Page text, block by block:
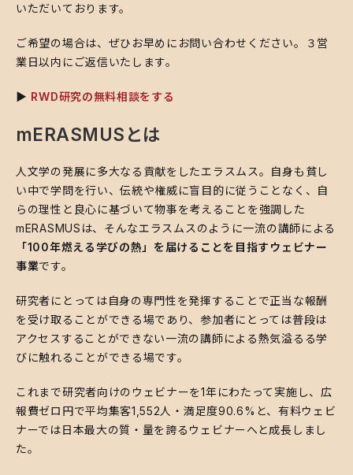
いただいております。
​ご希望の場合は、ぜひお早めにお問い合わせください。３営
業日以内にご返信いたします。
​▶️ RWD研究の無料相談をする
mERASMUSとは
人文学の発展に多大なる貢献をしたエラスムス。自身も貧し
い中で学問を行い、伝統や権威に盲目的に従うことなく、自
らの理性と良心に基づいて物事を考えることを強調した
mERASMUSは、そんなエラスムスのように一流の講師による
「100年燃える学びの熱」を届けることを目指すウェビナー
事業です。
研究者にとっては自身の専門性を発揮することで正当な報酬
を受け取ることができる場であり、参加者にとっては普段は
アクセスすることができない一流の講師による熱気溢るる学
びに触れることができる場です。
これまで研究者向けのウェビナーを1年にわたって実施し、広
報費ゼロ円で平均集客1,552人・満足度90.6%と、有料ウェビ
ナーでは日本最大の質・量を誇るウェビナーへと成長しまし
た。